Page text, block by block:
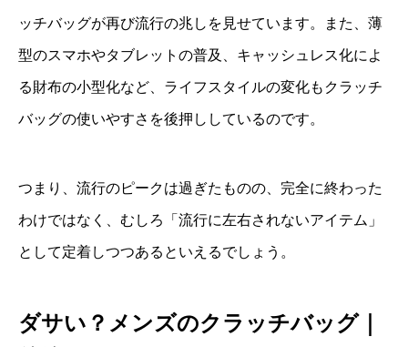
ッチバッグが再び流行の兆しを見せています。また、薄
型のスマホやタブレットの普及、キャッシュレス化によ
る財布の小型化など、ライフスタイルの変化もクラッチ
バッグの使いやすさを後押ししているのです。
つまり、流行のピークは過ぎたものの、完全に終わった
わけではなく、むしろ「流行に左右されないアイテム」
として定着しつつあるといえるでしょう。
ダサい？メンズのクラッチバッグ｜